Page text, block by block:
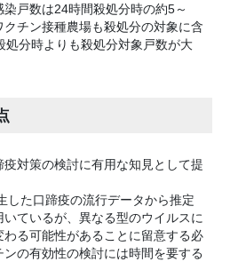
戸数は24時間殺処分時の約5～
チン接種農場も殺処分の対象に含
処分時よりも殺処分対象戸数が大
対策の検討に有用な知見として提
した口蹄疫の流行データから推定
ているが、異なる型のウイルスに
わる可能性があることに留意する必
の有効性の検討には時間を要する